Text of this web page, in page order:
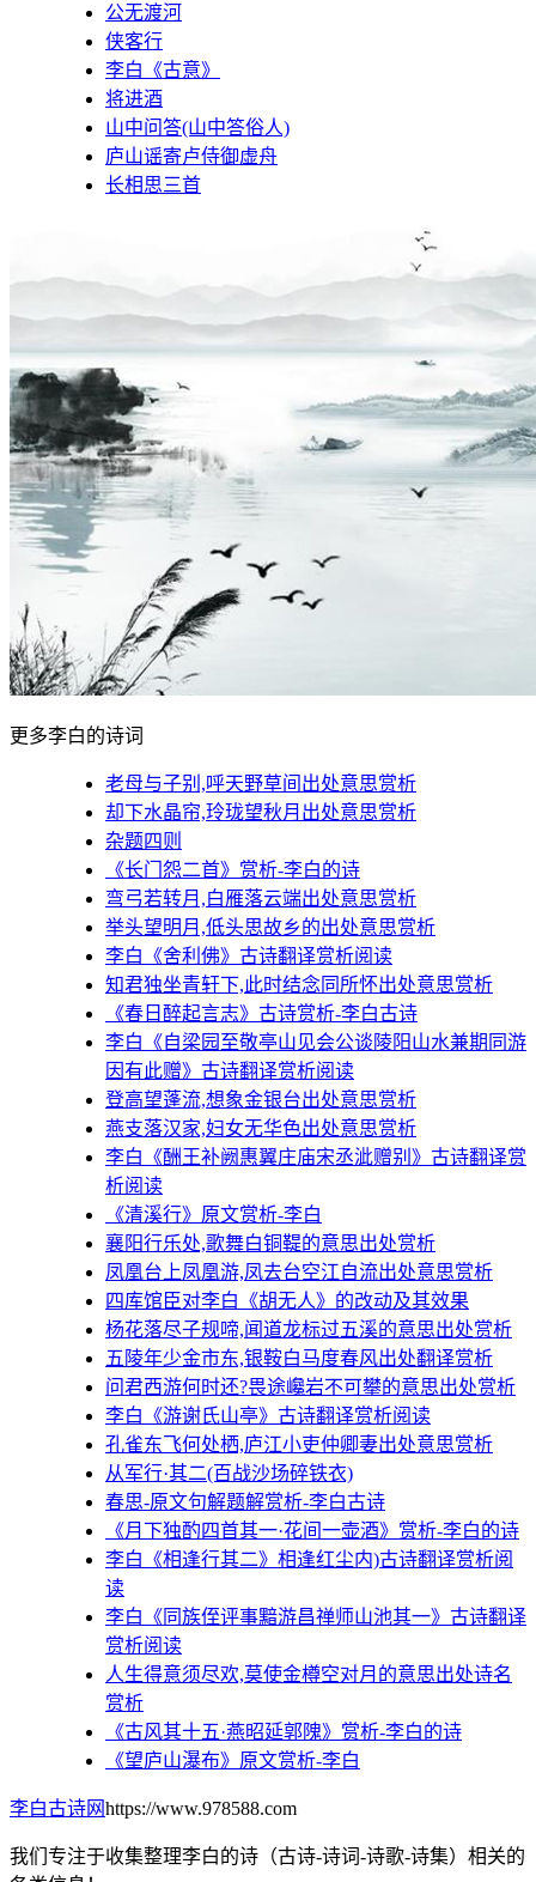
公无渡河
侠客行
李白《古意》
将进酒
山中问答(山中答俗人)
庐山谣寄卢侍御虚舟
长相思三首
更多李白的诗词
老母与子别,呼天野草间出处意思赏析
却下水晶帘,玲珑望秋月出处意思赏析
杂题四则
《长门怨二首》赏析-李白的诗
弯弓若转月,白雁落云端出处意思赏析
举头望明月,低头思故乡的出处意思赏析
李白《舍利佛》古诗翻译赏析阅读
知君独坐青轩下,此时结念同所怀出处意思赏析
《春日醉起言志》古诗赏析-李白古诗
李白《自梁园至敬亭山见会公谈陵阳山水兼期同游
因有此赠》古诗翻译赏析阅读
登高望蓬流,想象金银台出处意思赏析
燕支落汉家,妇女无华色出处意思赏析
李白《酬王补阙惠翼庄庙宋丞泚赠别》古诗翻译赏
析阅读
《清溪行》原文赏析-李白
襄阳行乐处,歌舞白铜鞮的意思出处赏析
凤凰台上凤凰游,凤去台空江自流出处意思赏析
四库馆臣对李白《胡无人》的改动及其效果
杨花落尽子规啼,闻道龙标过五溪的意思出处赏析
五陵年少金市东,银鞍白马度春风出处翻译赏析
问君西游何时还?畏途巉岩不可攀的意思出处赏析
李白《游谢氏山亭》古诗翻译赏析阅读
孔雀东飞何处栖,庐江小吏仲卿妻出处意思赏析
从军行·其二(百战沙场碎铁衣)
春思-原文句解题解赏析-李白古诗
《月下独酌四首其一·花间一壶酒》赏析-李白的诗
李白《相逢行其二》相逢红尘内)古诗翻译赏析阅
读
李白《同族侄评事黯游昌禅师山池其一》古诗翻译
赏析阅读
人生得意须尽欢,莫使金樽空对月的意思出处诗名
赏析
《古风其十五·燕昭延郭隗》赏析-李白的诗
《望庐山瀑布》原文赏析-李白
李白古诗网https://www.978588.com
我们专注于收集整理李白的诗（古诗-诗词-诗歌-诗集）相关的